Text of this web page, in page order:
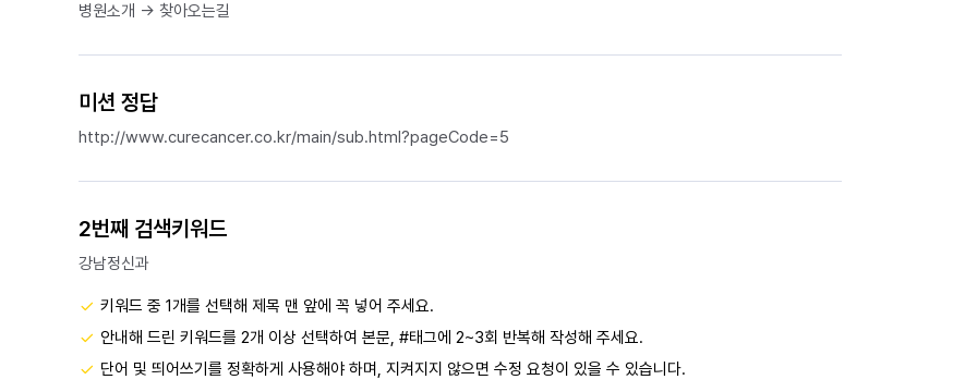
병원소개 → 찾아오는길
미션 정답
http://www.curecancer.co.kr/main/sub.html?pageCode=5
2번째 검색키워드
강남정신과
키워드 중 1개를 선택해 제목 맨 앞에 꼭 넣어 주세요.
안내해 드린 키워드를 2개 이상 선택하여 본문, #태그에 2~3회 반복해 작성해 주세요.
단어 및 띄어쓰기를 정확하게 사용해야 하며, 지켜지지 않으면 수정 요청이 있을 수 있습니다.